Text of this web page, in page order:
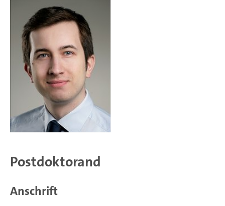
Postdoktorand
Anschrift